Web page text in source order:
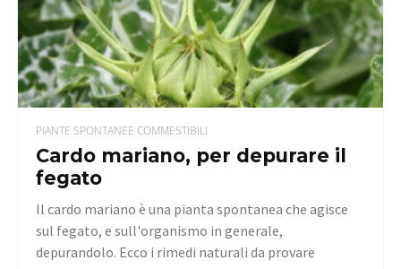
PIANTE SPONTANEE COMMESTIBILI
Cardo mariano, per depurare il
fegato
Il cardo mariano è una pianta spontanea che agisce
sul fegato, e sull'organismo in generale,
depurandolo. Ecco i rimedi naturali da provare